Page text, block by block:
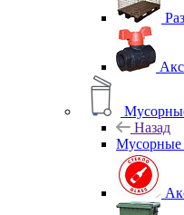
Назад
Мусорные